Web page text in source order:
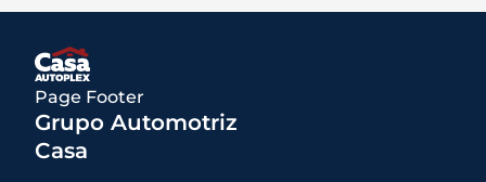
utilizarse sólo para comparación.
Qué está incluido
Los precios anunciados INCLUYEN opciones instaladas de fábrica,
accesorios instalados por el concesionario, MSRP, costos de
transporte de fábrica y descuentos e incentivos aplicables para los
cuales todos los consumidores califican. Pueden estar disponibles
descuentos o incentivos adicionales según la elegibilidad. Estos
incentivos y precios están sujetos a cambios según los programas
del fabricante.
Page Footer
Grupo Automotriz
Casa